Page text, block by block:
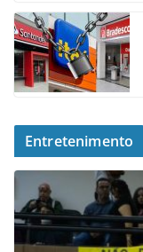
Entretenimento